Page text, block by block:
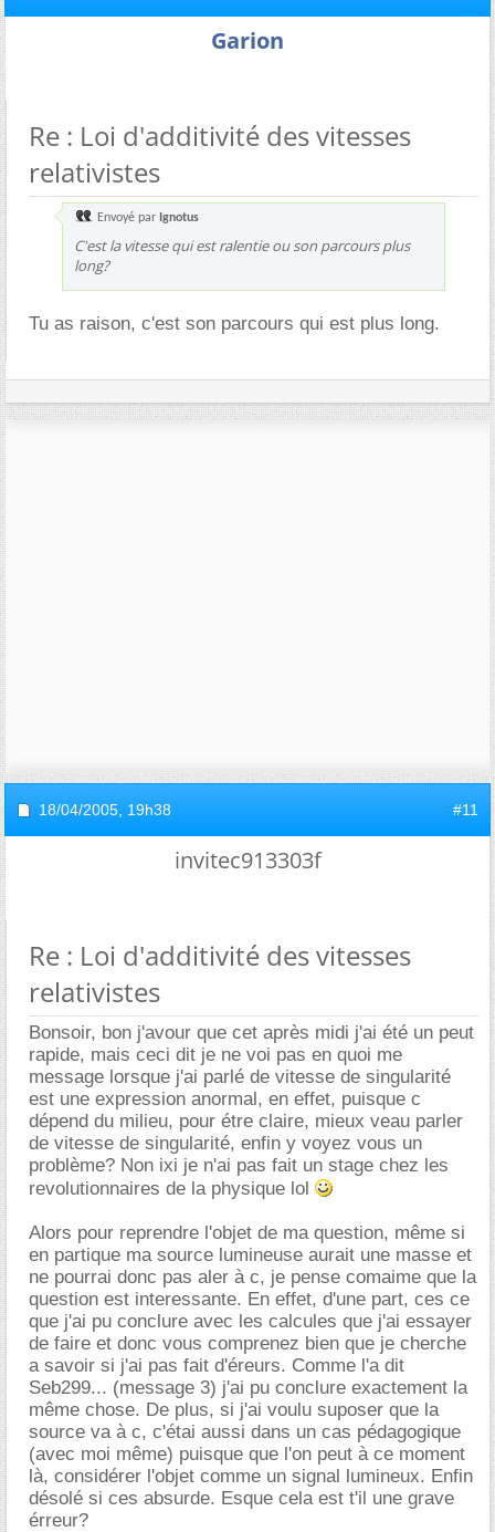
Garion
Re : Loi d'additivité des vitesses
relativistes
Envoyé par Ignotus
C'est la vitesse qui est ralentie ou son parcours plus
long?
Tu as raison, c'est son parcours qui est plus long.
18/04/2005, 19h38 #11
invitec913303f
Re : Loi d'additivité des vitesses
relativistes
Bonsoir, bon j'avour que cet après midi j'ai été un peut
rapide, mais ceci dit je ne voi pas en quoi me
message lorsque j'ai parlé de vitesse de singularité
est une expression anormal, en effet, puisque c
dépend du milieu, pour étre claire, mieux veau parler
de vitesse de singularité, enfin y voyez vous un
problème? Non ixi je n'ai pas fait un stage chez les
revolutionnaires de la physique lol
Alors pour reprendre l'objet de ma question, même si
en partique ma source lumineuse aurait une masse et
ne pourrai donc pas aler à c, je pense comaime que la
question est interessante. En effet, d'une part, ces ce
que j'ai pu conclure avec les calcules que j'ai essayer
de faire et donc vous comprenez bien que je cherche
a savoir si j'ai pas fait d'éreurs. Comme l'a dit
Seb299... (message 3) j'ai pu conclure exactement la
même chose. De plus, si j'ai voulu suposer que la
source va à c, c'étai aussi dans un cas pédagogique
(avec moi même) puisque que l'on peut à ce moment
là, considérer l'objet comme un signal lumineux. Enfin
désolé si ces absurde. Esque cela est t'il une grave
érreur?